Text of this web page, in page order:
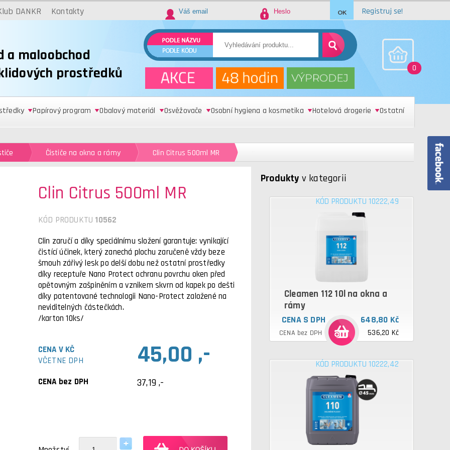
DANKR Kontakty Registruj se!
a maloobchod
prostředků
0
Papírový program Obalový materiál Osvěžovače Osobní hygiena a kosmetika Hotelová drogerie Ostatní
Čističe na okna a rámy Clin Citrus 500ml MR
Clin Citrus 500ml MR
KÓD PRODUKTU 10562
Clin zaručí a díky speciálnímu složení garantuje: vynikající
čistící účinek, který zanechá plochu zaručeně vždy beze
šmouh zářivý lesk po delší dobu než ostatní prostředky
díky receptuře Nano Protect ochranu povrchu oken před
opětovným zašpiněním a vznikem skvrn od kapek po dešti
díky patentované technologii Nano-Protect založené na
neviditelných částečkách.
/karton 10ks/
CENA V KČ
VČETNE DPH
45,00 ,-
CENA bez DPH 37,19 ,-
Produkty v kategorii
KÓD PRODUKTU 10222,49
Cleamen 112 10l na okna a
rámy
CENA S DPH 648,80 Kč
CENA bez DPH 536,20 Kč
KÓD PRODUKTU 10222,42